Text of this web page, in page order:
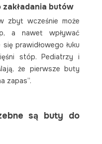
butów
zbyt wcześnie może
a nawet wpływać
prawidłowego łuku
stóp. Pediatrzy i
że pierwsze buty
zapas”.
są buty do